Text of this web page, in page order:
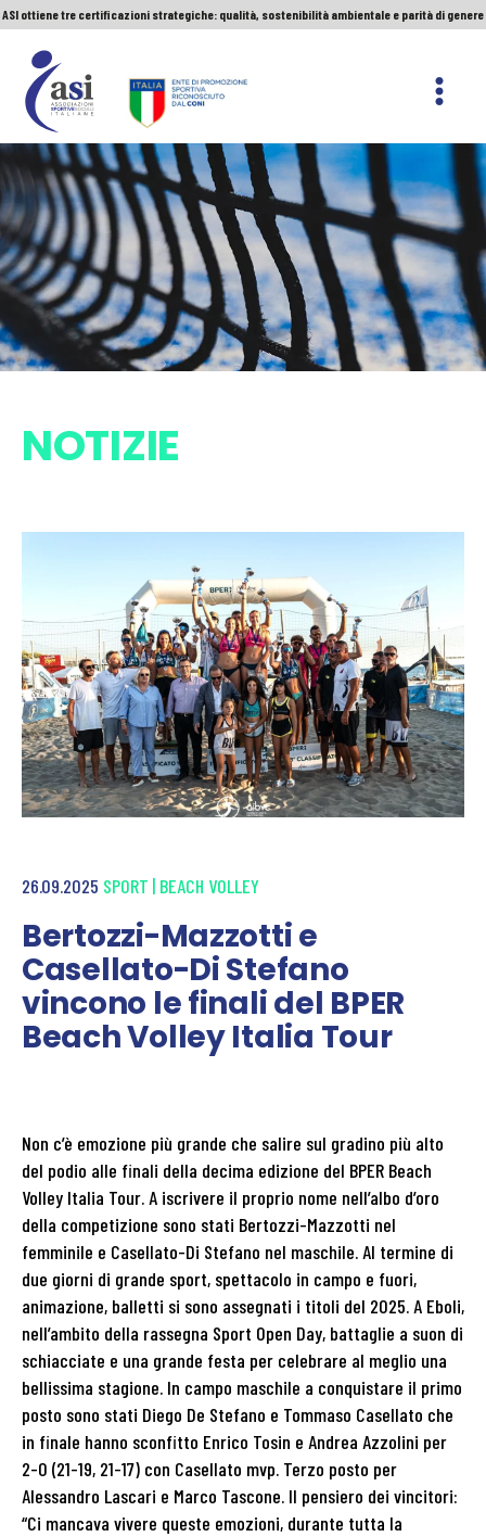
ASI ottiene tre certificazioni strategiche: qualità, sostenibilità ambientale e parità di genere
Premio Sport&Cultura: quando a vincere sono etica e valori
ASI ottiene tre certificazioni strategiche: qualità, sostenibilità ambientale e parità di genere
ASI
Nazionale
NOTIZIE
26.09.2025 SPORT | BEACH VOLLEY
Bertozzi-Mazzotti e
Casellato-Di Stefano
vincono le finali del BPER
Beach Volley Italia Tour
Non c’è emozione più grande che salire sul gradino più alto
del podio alle finali della decima edizione del BPER Beach
Volley Italia Tour. A iscrivere il proprio nome nell’albo d’oro
della competizione sono stati Bertozzi-Mazzotti nel
femminile e Casellato-Di Stefano nel maschile. Al termine di
due giorni di grande sport, spettacolo in campo e fuori,
animazione, balletti si sono assegnati i titoli del 2025. A Eboli,
nell’ambito della rassegna Sport Open Day, battaglie a suon di
schiacciate e una grande festa per celebrare al meglio una
bellissima stagione. In campo maschile a conquistare il primo
posto sono stati Diego De Stefano e Tommaso Casellato che
in finale hanno sconfitto Enrico Tosin e Andrea Azzolini per
2-0 (21-19, 21-17) con Casellato mvp. Terzo posto per
Alessandro Lascari e Marco Tascone. Il pensiero dei vincitori:
“Ci mancava vivere queste emozioni, durante tutta la